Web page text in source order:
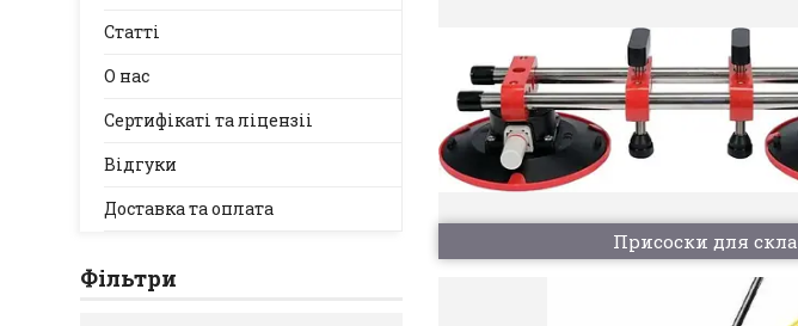
Присоски для скла
Статті
О нас
Сертифікаті та ліцензіі
Відгуки
Доставка та оплата
Фільтри